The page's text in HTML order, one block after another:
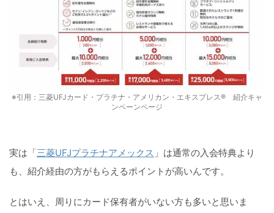
※引用：三菱UFJカード・プラチナ・アメリカン・エキスプレス® 紹介キャ
ンペーンページ
実は「三菱UFJプラチナアメックス 」は通常の入会特典より
も、紹介経由の方がもらえるポイントが高いんです。
とはいえ、周りにカード保有者がいない方も多いと思いま